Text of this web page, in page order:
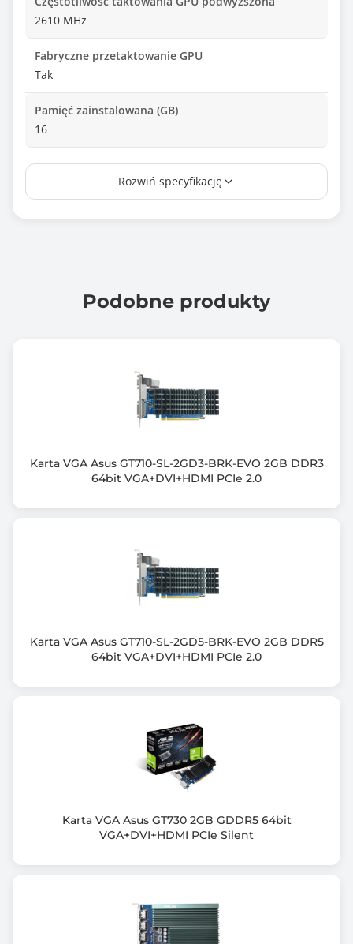
2610 MHz
Fabryczne przetaktowanie GPU
Tak
Pamięć zainstalowana (GB)
16
Typ pamięci
Interfejs pamięci
736.00 GB/s
3x DisplayPort
4
Maksymalna rozdzielczość w trybie cyfrowym
Obsługa DirectX (wersja)
Obsługa OpenGL (wersja)
Wspierane technologie
NVIDIA® Ansel Technology
NVIDIA® GeForce Experience
Rozwiń specyfikację
Podobne produkty
Karta VGA Asus GT710-SL-2GD3-BRK-EVO 2GB DDR3
64bit VGA+DVI+HDMI PCIe 2.0
Karta VGA Asus GT710-SL-2GD5-BRK-EVO 2GB DDR5
64bit VGA+DVI+HDMI PCIe 2.0
Karta VGA Asus GT730 2GB GDDR5 64bit
VGA+DVI+HDMI PCIe Silent